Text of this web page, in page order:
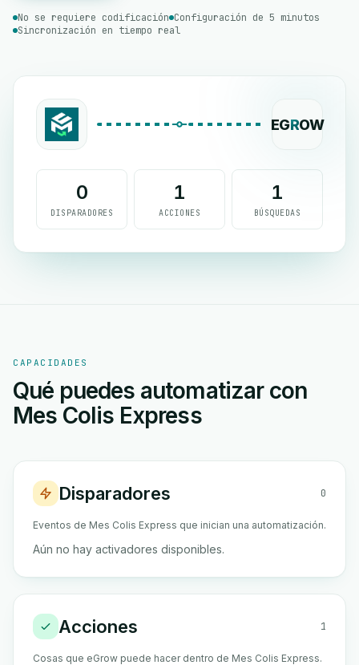
No se requiere codificación Configuración de 5 minutos
Sincronización en tiempo real
EGROW
0
DISPARADORES
1
ACCIONES
1
BÚSQUEDAS
CAPACIDADES
Qué puedes automatizar con
Mes Colis Express
Disparadores 0
Eventos de Mes Colis Express que inician una automatización.
Aún no hay activadores disponibles.
Acciones 1
Cosas que eGrow puede hacer dentro de Mes Colis Express.